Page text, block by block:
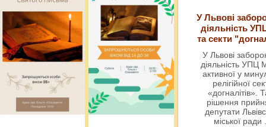
У Львові
діяльність
та секти
У Львові
діяльність УПЦ
активної у
релігійної
«догналітів».
рішення
депутати
міської ради